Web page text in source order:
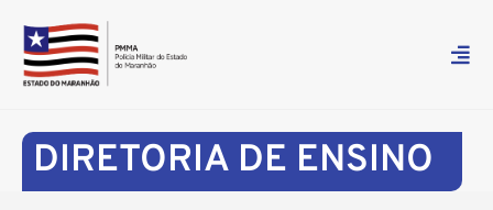
DIRETORIA DE ENSINO